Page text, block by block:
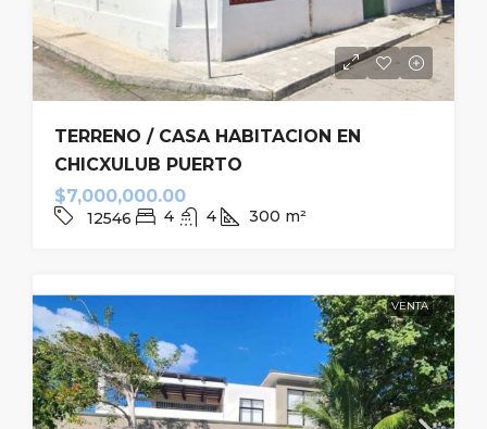
TERRENO / CASA HABITACION EN
CHICXULUB PUERTO
$7,000,000.00
12546 4 4 300 m²
VENTA